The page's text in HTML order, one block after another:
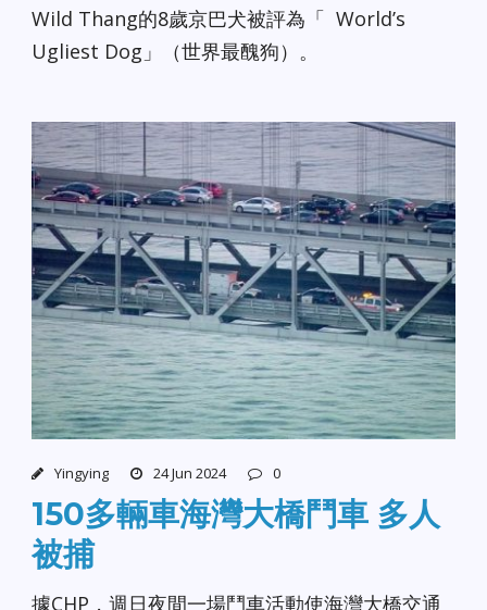
Wild Thang的8歲京巴犬被評為「 World’s
Ugliest Dog」（世界最醜狗）。
Yingying 24 Jun 2024 0
150多輛車海灣大橋鬥車 多人
被捕
據CHP，週日夜間一場鬥車活動使海灣大橋交通